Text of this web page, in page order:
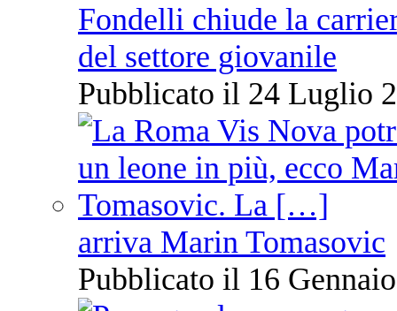
Fondelli chiude la
del settore giovanile
Pubblicato il 24 Luglio
arriva Marin Tomasovic
Pubblicato il 16